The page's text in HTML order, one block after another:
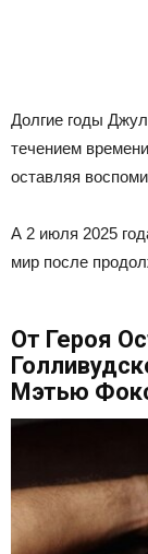
Долгие годы
течением
оставляя
А 2 июля 2025
мир после
От Героя
Мэтью